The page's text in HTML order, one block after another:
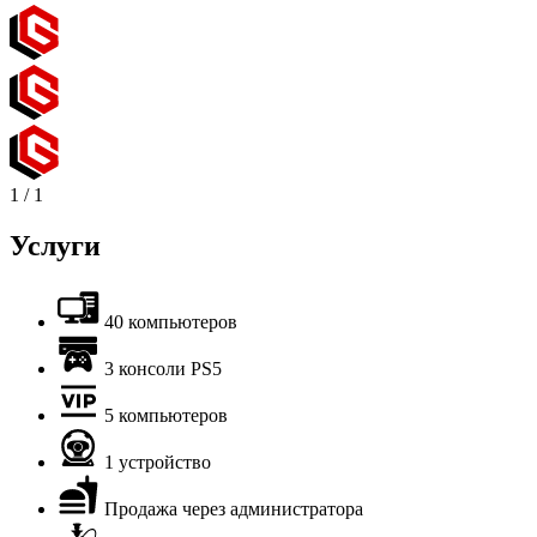
1 / 1
Услуги
40 компьютеров
3 консоли PS5
5 компьютеров
1 устройство
Продажа через администратора